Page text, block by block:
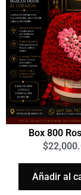
Box 800
$
Añadir al